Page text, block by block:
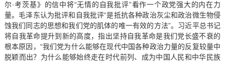
尔·考茨基》的信中将“无情的自我批评”看作一个政党强大的内在力
量。毛泽东认为批评和自我批评“是抵抗各种政治灰尘和政治微生物侵
蚀我们同志的思想和我们党的肌体的唯一有效的方法”。习近平总书记
将自我革命提升到新的高度，指出坚持自我革命是我们党长盛不衰的
根本原因，“我们党为什么能够在现代中国各种政治力量的反复较量中
脱颖而出？为什么能够始终走在时代前列、成为中国人民和中华民族